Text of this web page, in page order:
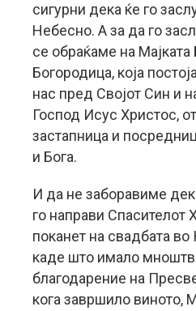
сигурни дека ќе го
Небесно. А за да го
се обраќаме на
Богородица, која
нас пред Својот Син и
Господ Исус Христос,
застапница и
и Бога.
И да не заборавиме
го направи Спасителот
поканет на свадбата во
каде што имало
благодарение на
кога завршило виното,